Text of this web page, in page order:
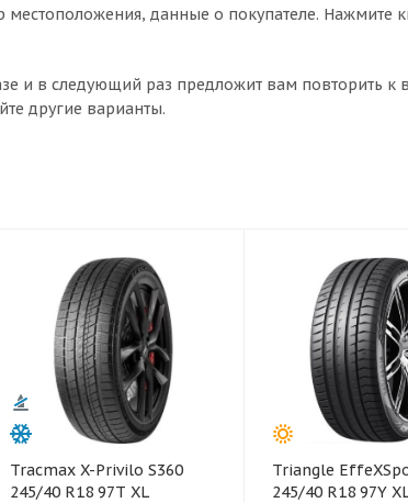
данные о покупателе. Нажмите
и в следующий раз предложит вам повторить к
другие варианты.
Tracmax X-Privilo S360
245/40 R18 97T XL
Triangle
245/40 R18 97Y